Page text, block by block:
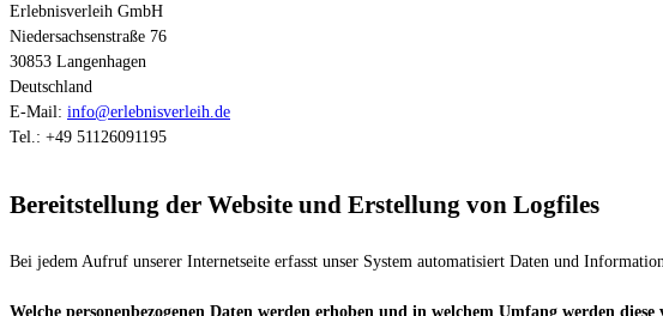
Erlebnisverleih GmbH
Niedersachsenstraße 76
30853 Langenhagen
Deutschland
E-Mail: info@erlebnisverleih.de
Tel.: +49 51126091195
Bereitstellung der Website und Erstellung von Logfiles
Bei jedem Aufruf unserer Internetseite erfasst unser System automatisiert Daten und
Welche personenbezogenen Daten werden erhoben und in welchem Umfang werden diese